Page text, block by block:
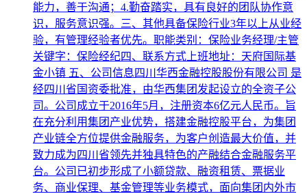
能力，善于沟通；4.勤奋踏实，具有良好的团队协作意
识，服务意识强。三、其他具备保险行业3年以上从业经
验，有管理经验者优先。职能类别：保险业务经理/主管
关键字：保险经纪四、联系方式上班地址：天府国际基
金小镇 五、公司信息四川华西金融控股股份有限公司 是
经四川省国资委批准，由华西集团发起设立的全资子公
司。公司成立于2016年5月，注册资本6亿元人民币。旨
在充分利用集团产业优势，搭建金融控股平台，为集团
产业链全方位提供金融服务，为客户创造最大价值，并
致力成为四川省领先并独具特色的产融结合金融服务平
台。公司已初步形成了小额贷款、融资租赁、票据业
务、商业保理、基金管理等业务模式，面向集团内外市